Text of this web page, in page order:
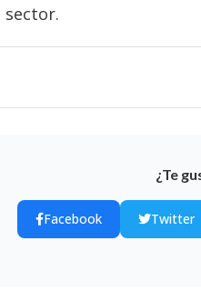
sector.
¿Te
Facebook Twitter